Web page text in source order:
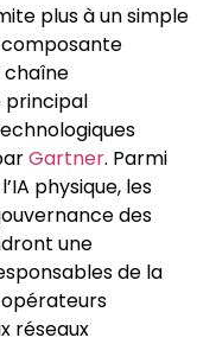
plus à un simple
composante
chaîne
principal
Gartner. Parmi
physique, les
des
une
de la
réseaux